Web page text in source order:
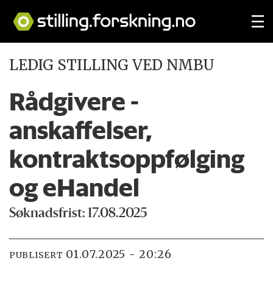
LEDIG STILLING VED NMBU
Rådgivere -
anskaffelser,
kontraktsoppfølging
og eHandel
Søknadsfrist: 17.08.2025
PUBLISERT 01.07.2025 - 20:26